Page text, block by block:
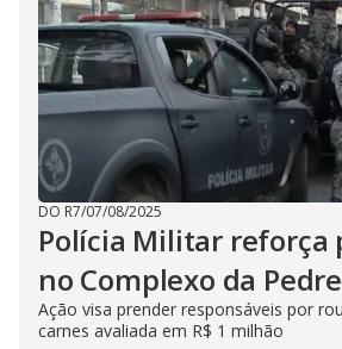
DO R7/07/08/2025
Polícia Militar reforça
no Complexo da
Ação visa prender responsáveis por
carnes avaliada em R$ 1 milhão